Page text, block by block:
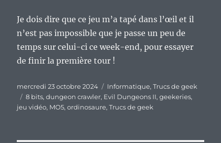
Je dois dire que ce jeu m’a tapé dans l’œil et il
n’est pas impossible que je passe un peu de
temps sur celui-ci ce week-end, pour essayer
de finir la première tour !
Publié
le
mercredi 23 octobre 2024 Catégories
Informatique,Trucs de geek
Étiquettes
8 bits,dungeon crawler, Evil Dungeons II,geekeries,
jeu vidéo, MO5,ordinosaure,Trucs de geek